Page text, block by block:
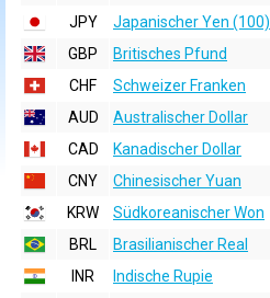
JPY
Japanischer Yen (100)
GBP
Britisches Pfund
CHF
Schweizer Franken
AUD
Australischer Dollar
CAD
Kanadischer Dollar
CNY
Chinesischer Yuan
KRW
Südkoreanischer Won
BRL
Brasilianischer Real
INR
Indische Rupie